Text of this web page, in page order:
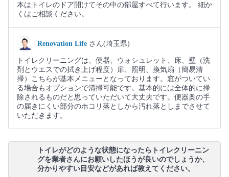
本はトイレのドア開けてその中の部屋すべて行います。 細か
くはご相談ください。
Renovation Life さん(埼玉県)
トイレクリーニングは、便器、ウォシュレット、床、壁（洗
剤とウエスでの拭き上げ程度）扉、照明、換気扇（簡易清
掃）こちらが基本メニューとなっております。窓がついてい
る場合もオプションで清掃可能です。基本的には全体的に掃
除されるものだと思っていただいて大丈夫です。便器奥の手
の届きにくい部分のホコリ落としから汚れ落としまでさせて
いただきます。
トイレがどのような状態になったらトイレクリーニン
グを業者さんにお願いしたほうが良いのでしょうか、
分かりやすい目安などがあれば教えてください。